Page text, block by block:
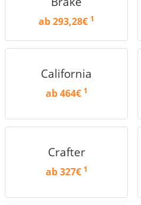
ab 293,28€ 1
California
ab 464€ 1
Crafter
ab 327€ 1